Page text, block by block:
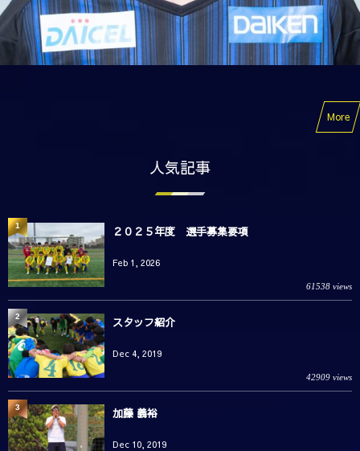
More
人気記事
２０２５年度 選手募集要項
Feb 1, 2026
61538 views
1
スタッフ紹介
Dec 4, 2019
42909 views
2
加藤 義裕
Dec 10, 2019
3